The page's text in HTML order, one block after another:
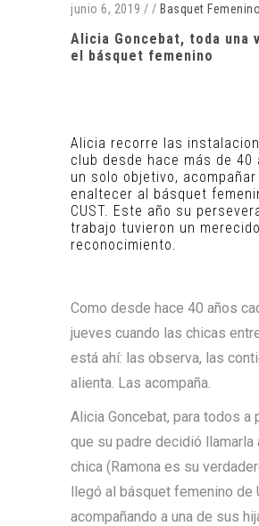
junio 6, 2019 / / Basquet Femenino
Alicia Goncebat, toda una
el básquet femenino
Alicia recorre las
club desde hace más de 40
un solo objetivo, acompañar
enaltecer al básquet
CUST. Este año su
trabajo tuvieron un merecido
reconocimiento.
Como desde hace 40 años
jueves cuando las chicas
está ahí: las observa, las
alienta. Las acompaña.
Alicia Goncebat, para todos a
que su padre decidió llamarla
chica (Ramona es su
llegó al básquet femenino de
acompañando a una de sus